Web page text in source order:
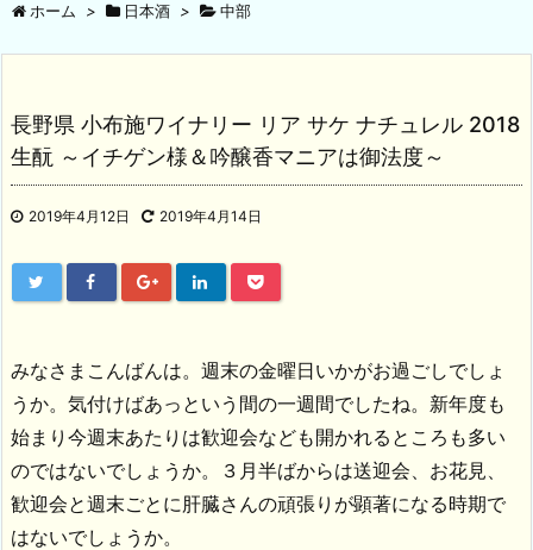
ホーム > 日本酒 > 中部
長野県 小布施ワイナリー リア サケ ナチュレル 2018
生酛 ～イチゲン様＆吟醸香マニアは御法度～
2019年4月12日 2019年4月14日
みなさまこんばんは。週末の金曜日いかがお過ごしでしょ
うか。気付けばあっという間の一週間でしたね。新年度も
始まり今週末あたりは歓迎会なども開かれるところも多い
のではないでしょうか。３月半ばからは送迎会、お花見、
歓迎会と週末ごとに肝臓さんの頑張りが顕著になる時期で
はないでしょうか。